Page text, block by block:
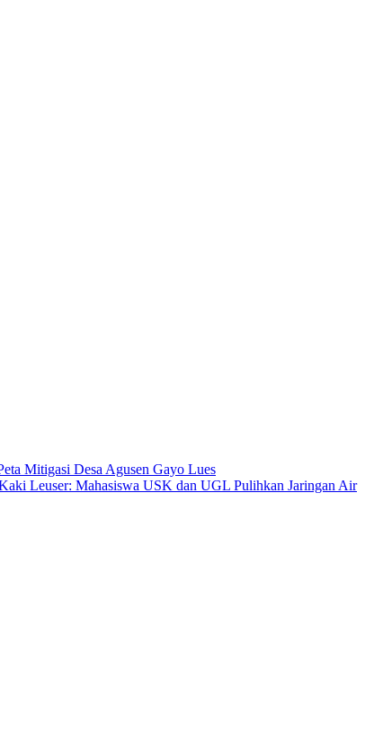
Mitigasi Desa Agusen Gayo Lues
Leuser: Mahasiswa USK dan UGL Pulihkan Jaringan Air